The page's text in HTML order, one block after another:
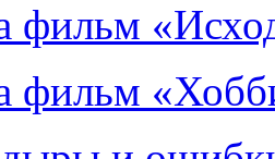
фильм
фильм